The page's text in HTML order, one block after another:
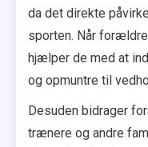
da det direkte
sporten. Når
hjælper de med at
og opmuntre til
Desuden bidrager
trænere og andre